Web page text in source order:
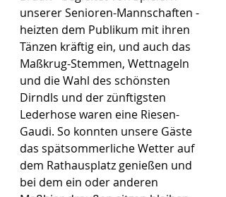
unserer Senioren-Mannschaften -
heizten dem Publikum mit ihren
Tänzen kräftig ein, und auch das
Maßkrug-Stemmen, Wettnageln
und die Wahl des schönsten
Dirndls und der zünftigsten
Lederhose waren eine Riesen-
Gaudi. So konnten unsere Gäste
das spätsommerliche Wetter auf
dem Rathausplatz genießen und
bei dem ein oder anderen